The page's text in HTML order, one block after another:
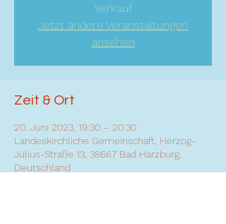
Verkauf
Jetzt andere Veranstaltungen
ansehen
Zeit & Ort
20. Juni 2023, 19:30 – 20:30
Landeskirchliche Gemeinschaft, Herzog-
Julius-Straße 13, 38667 Bad Harzburg,
Deutschland